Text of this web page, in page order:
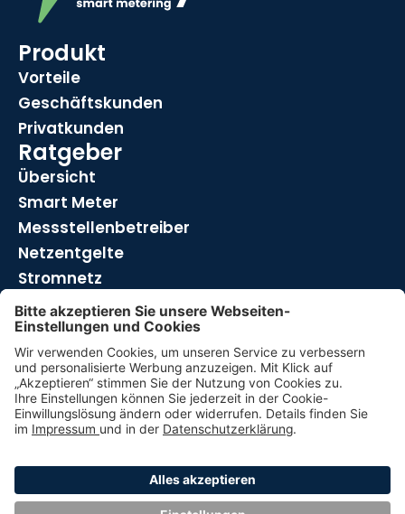
Produkt
Vorteile
Geschäftskunden
Privatkunden
Ratgeber
Übersicht
Smart Meter
Messstellenbetreiber
Netzentgelte
Stromnetz
Über metrify
Über uns
Presse
ImpressumDatenschutzMarktpartnerinformationen